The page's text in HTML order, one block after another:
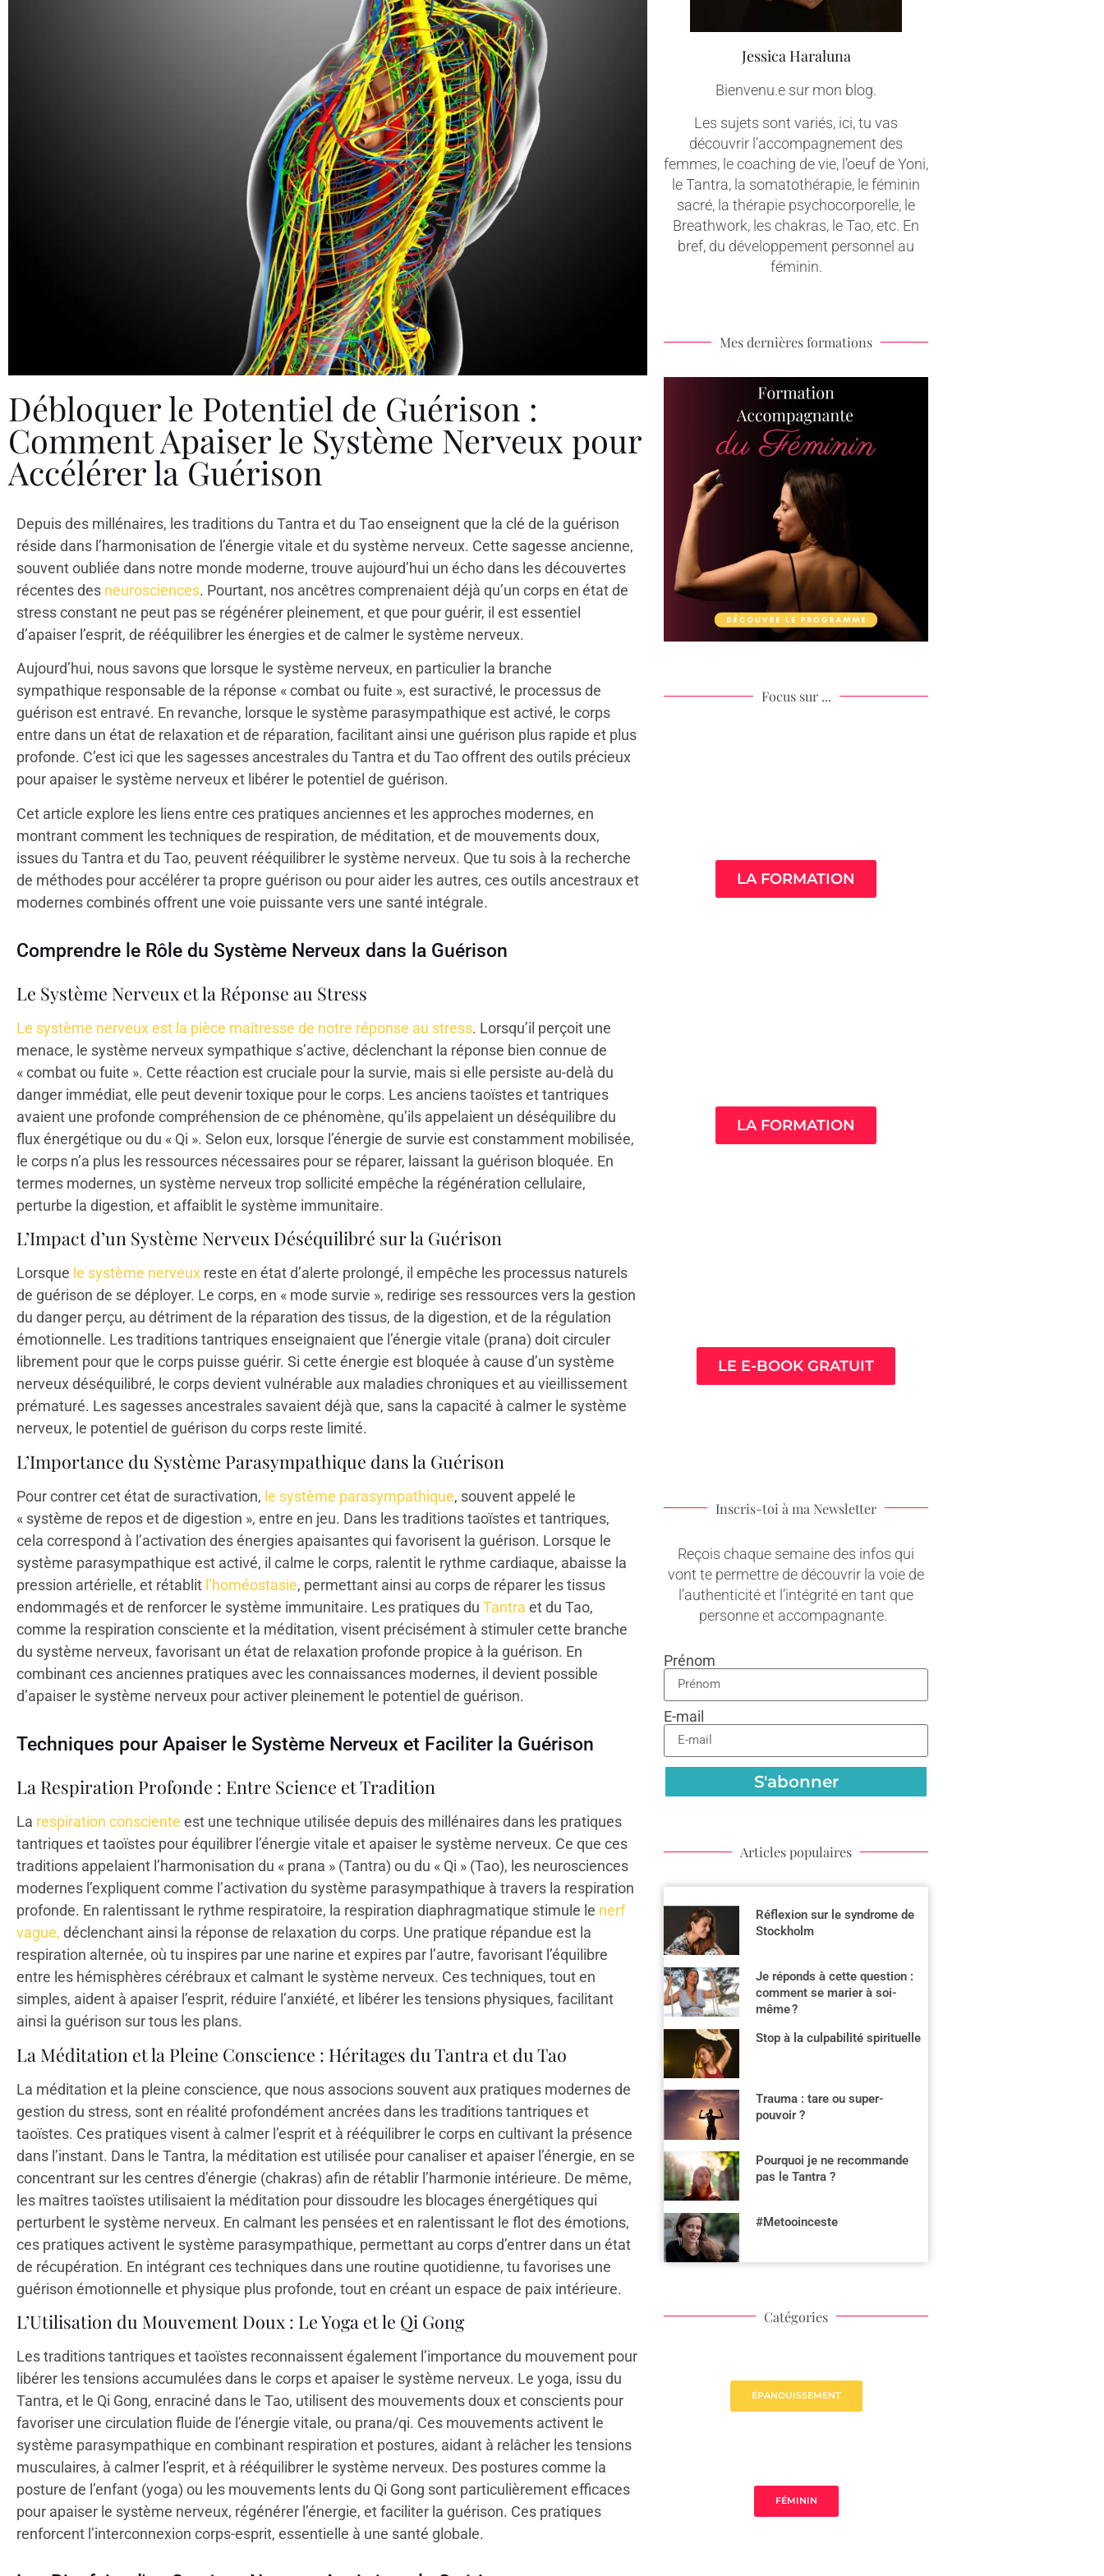
Débloquer le Potentiel de Guérison :
Comment Apaiser le Système Nerveux pour
Accélérer la Guérison
Depuis des millénaires, les traditions du Tantra et du Tao enseignent que la clé de la guérison
réside dans l’harmonisation de l’énergie vitale et du système nerveux. Cette sagesse ancienne,
souvent oubliée dans notre monde moderne, trouve aujourd’hui un écho dans les découvertes
récentes des neurosciences. Pourtant, nos ancêtres comprenaient déjà qu’un corps en état de
stress constant ne peut pas se régénérer pleinement, et que pour guérir, il est essentiel
d’apaiser l’esprit, de rééquilibrer les énergies et de calmer le système nerveux.
Aujourd’hui, nous savons que lorsque le système nerveux, en particulier la branche
sympathique responsable de la réponse « combat ou fuite », est suractivé, le processus de
guérison est entravé. En revanche, lorsque le système parasympathique est activé, le corps
entre dans un état de relaxation et de réparation, facilitant ainsi une guérison plus rapide et plus
profonde. C’est ici que les sagesses ancestrales du Tantra et du Tao offrent des outils précieux
pour apaiser le système nerveux et libérer le potentiel de guérison.
Cet article explore les liens entre ces pratiques anciennes et les approches modernes, en
montrant comment les techniques de respiration, de méditation, et de mouvements doux,
issues du Tantra et du Tao, peuvent rééquilibrer le système nerveux. Que tu sois à la recherche
de méthodes pour accélérer ta propre guérison ou pour aider les autres, ces outils ancestraux et
modernes combinés offrent une voie puissante vers une santé intégrale.
Comprendre le Rôle du Système Nerveux dans la Guérison
Le Système Nerveux et la Réponse au Stress
Le système nerveux est la pièce maîtresse de notre réponse au stress. Lorsqu’il perçoit une
menace, le système nerveux sympathique s’active, déclenchant la réponse bien connue de
« combat ou fuite ». Cette réaction est cruciale pour la survie, mais si elle persiste au-delà du
danger immédiat, elle peut devenir toxique pour le corps. Les anciens taoïstes et tantriques
avaient une profonde compréhension de ce phénomène, qu’ils appelaient un déséquilibre du
flux énergétique ou du « Qi ». Selon eux, lorsque l’énergie de survie est constamment mobilisée,
le corps n’a plus les ressources nécessaires pour se réparer, laissant la guérison bloquée. En
termes modernes, un système nerveux trop sollicité empêche la régénération cellulaire,
perturbe la digestion, et affaiblit le système immunitaire.
L’Impact d’un Système Nerveux Déséquilibré sur la Guérison
Lorsque le système nerveux reste en état d’alerte prolongé, il empêche les processus naturels
de guérison de se déployer. Le corps, en « mode survie », redirige ses ressources vers la gestion
du danger perçu, au détriment de la réparation des tissus, de la digestion, et de la régulation
émotionnelle. Les traditions tantriques enseignaient que l’énergie vitale (prana) doit circuler
librement pour que le corps puisse guérir. Si cette énergie est bloquée à cause d’un système
nerveux déséquilibré, le corps devient vulnérable aux maladies chroniques et au vieillissement
prématuré. Les sagesses ancestrales savaient déjà que, sans la capacité à calmer le système
nerveux, le potentiel de guérison du corps reste limité.
L’Importance du Système Parasympathique dans la Guérison
Pour contrer cet état de suractivation, le système parasympathique, souvent appelé le
« système de repos et de digestion », entre en jeu. Dans les traditions taoïstes et tantriques,
cela correspond à l’activation des énergies apaisantes qui favorisent la guérison. Lorsque le
système parasympathique est activé, il calme le corps, ralentit le rythme cardiaque, abaisse la
pression artérielle, et rétablit l’homéostasie, permettant ainsi au corps de réparer les tissus
endommagés et de renforcer le système immunitaire. Les pratiques du Tantra et du Tao,
comme la respiration consciente et la méditation, visent précisément à stimuler cette branche
du système nerveux, favorisant un état de relaxation profonde propice à la guérison. En
combinant ces anciennes pratiques avec les connaissances modernes, il devient possible
d’apaiser le système nerveux pour activer pleinement le potentiel de guérison.
Techniques pour Apaiser le Système Nerveux et Faciliter la Guérison
La Respiration Profonde : Entre Science et Tradition
La respiration consciente est une technique utilisée depuis des millénaires dans les pratiques
tantriques et taoïstes pour équilibrer l’énergie vitale et apaiser le système nerveux. Ce que ces
traditions appelaient l’harmonisation du « prana » (Tantra) ou du « Qi » (Tao), les neurosciences
modernes l’expliquent comme l’activation du système parasympathique à travers la respiration
profonde. En ralentissant le rythme respiratoire, la respiration diaphragmatique stimule le nerf
vague, déclenchant ainsi la réponse de relaxation du corps. Une pratique répandue est la
respiration alternée, où tu inspires par une narine et expires par l’autre, favorisant l’équilibre
entre les hémisphères cérébraux et calmant le système nerveux. Ces techniques, tout en
simples, aident à apaiser l’esprit, réduire l’anxiété, et libérer les tensions physiques, facilitant
ainsi la guérison sur tous les plans.
La Méditation et la Pleine Conscience : Héritages du Tantra et du Tao
La méditation et la pleine conscience, que nous associons souvent aux pratiques modernes de
gestion du stress, sont en réalité profondément ancrées dans les traditions tantriques et
taoïstes. Ces pratiques visent à calmer l’esprit et à rééquilibrer le corps en cultivant la présence
dans l’instant. Dans le Tantra, la méditation est utilisée pour canaliser et apaiser l’énergie, en se
concentrant sur les centres d’énergie (chakras) afin de rétablir l’harmonie intérieure. De même,
les maîtres taoïstes utilisaient la méditation pour dissoudre les blocages énergétiques qui
perturbent le système nerveux. En calmant les pensées et en ralentissant le flot des émotions,
ces pratiques activent le système parasympathique, permettant au corps d’entrer dans un état
de récupération. En intégrant ces techniques dans une routine quotidienne, tu favorises une
guérison émotionnelle et physique plus profonde, tout en créant un espace de paix intérieure.
L’Utilisation du Mouvement Doux : Le Yoga et le Qi Gong
Les traditions tantriques et taoïstes reconnaissent également l’importance du mouvement pour
libérer les tensions accumulées dans le corps et apaiser le système nerveux. Le yoga, issu du
Tantra, et le Qi Gong, enraciné dans le Tao, utilisent des mouvements doux et conscients pour
favoriser une circulation fluide de l’énergie vitale, ou prana/qi. Ces mouvements activent le
système parasympathique en combinant respiration et postures, aidant à relâcher les tensions
musculaires, à calmer l’esprit, et à rééquilibrer le système nerveux. Des postures comme la
posture de l’enfant (yoga) ou les mouvements lents du Qi Gong sont particulièrement efficaces
pour apaiser le système nerveux, régénérer l’énergie, et faciliter la guérison. Ces pratiques
renforcent l’interconnexion corps-esprit, essentielle à une santé globale.
Jessica Haraluna
Bienvenu.e sur mon blog.
Les sujets sont variés, ici, tu vas
découvrir l’accompagnement des
femmes, le coaching de vie, l’oeuf de Yoni,
le Tantra, la somatothérapie, le féminin
sacré, la thérapie psychocorporelle, le
Breathwork, les chakras, le Tao, etc. En
bref, du développement personnel au
féminin.
Mes dernières formations
Focus sur ...
LA FORMATION
LA FORMATION
LE E-BOOK GRATUIT
Inscris-toi à ma Newsletter
Reçois chaque semaine des infos qui
vont te permettre de découvrir la voie de
l’authenticité et l’intégrité en tant que
personne et accompagnante.
Prénom
E-mail
S'abonner
Articles populaires
Réflexion sur le syndrome de
Stockholm
Je réponds à cette question :
comment se marier à soi-
même ?
Stop à la culpabilité spirituelle
Trauma : tare ou super-
pouvoir ?
Pourquoi je ne recommande
pas le Tantra ?
#Metooinceste
Catégories
ÉPANOUISSEMENT
FÉMININ